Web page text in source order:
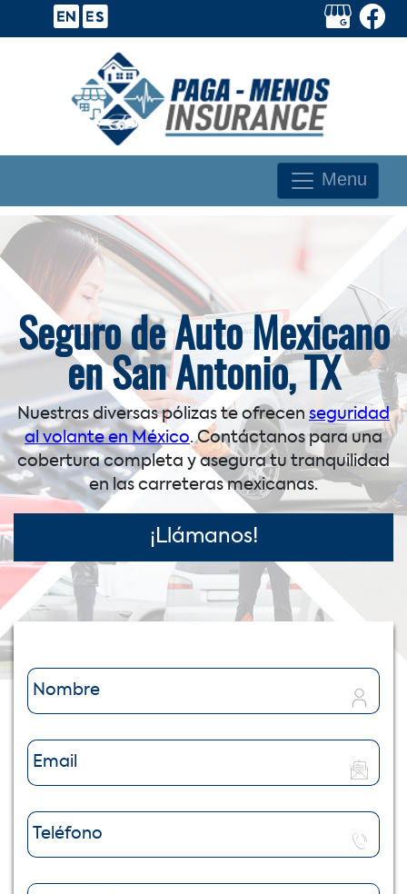
Menu
Seguro de Auto Mexicano
en San Antonio, TX
Nuestras diversas pólizas te ofrecen seguridad
al volante en México. Contáctanos para una
cobertura completa y asegura tu tranquilidad
en las carreteras mexicanas.
¡Llámanos!